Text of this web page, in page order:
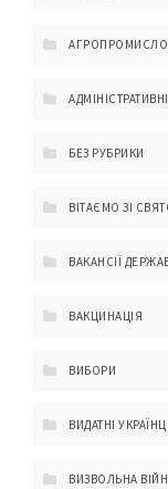
БЕЗ РУБРИКИ
ВІТАЄМО ЗІ
ВАКАНСІЇ
ВАКЦИНАЦІЯ
ВИБОРИ
ВИДАТНІ УКРАЇНЦІ
ВИЗВОЛЬНА